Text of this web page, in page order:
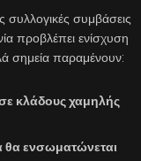
συλλογικές συμβάσεις
προβλέπει ενίσχυση
σημεία παραμένουν:
κλάδους χαμηλής
θα ενσωματώνεται